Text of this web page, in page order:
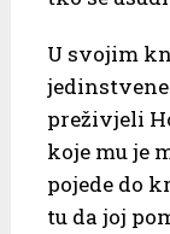
U svojim
preživjeli
koje mu je
pojede do
tu da joj